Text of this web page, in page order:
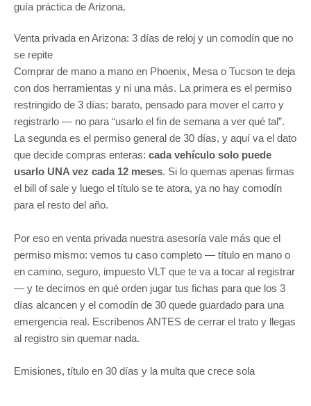
guía práctica de Arizona.
Venta privada en Arizona: 3 días de reloj y un comodín que no
se repite
Comprar de mano a mano en Phoenix, Mesa o Tucson te deja
con dos herramientas y ni una más. La primera es el permiso
restringido de 3 días: barato, pensado para mover el carro y
registrarlo — no para “usarlo el fin de semana a ver qué tal”.
La segunda es el permiso general de 30 días, y aquí va el dato
que decide compras enteras: cada vehículo solo puede
usarlo UNA vez cada 12 meses. Si lo quemas apenas firmas
el bill of sale y luego el título se te atora, ya no hay comodín
para el resto del año.
Por eso en venta privada nuestra asesoría vale más que el
permiso mismo: vemos tu caso completo — título en mano o
en camino, seguro, impuesto VLT que te va a tocar al registrar
— y te decimos en qué orden jugar tus fichas para que los 3
días alcancen y el comodín de 30 quede guardado para una
emergencia real. Escríbenos ANTES de cerrar el trato y llegas
al registro sin quemar nada.
Emisiones, título en 30 días y la multa que crece sola